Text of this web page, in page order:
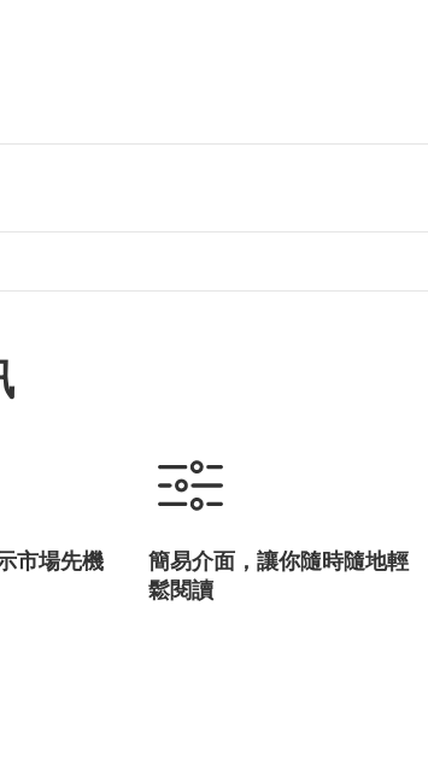
市場先機
簡易介面，讓你隨時隨地輕
鬆閱讀